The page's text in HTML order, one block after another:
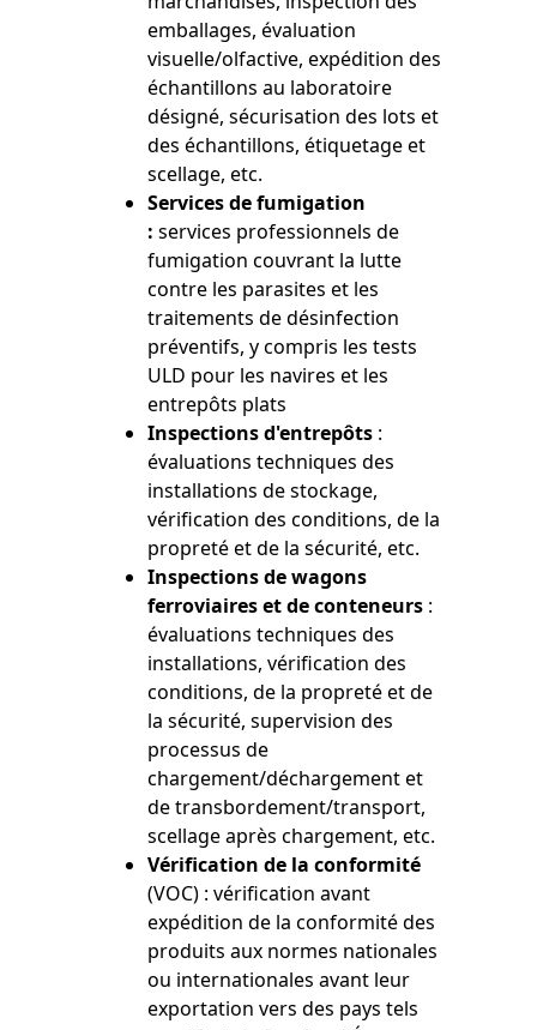
emballages, évaluation
visuelle/olfactive, expédition des
échantillons au laboratoire
désigné, sécurisation des lots et
des échantillons, étiquetage et
scellage, etc.
Services de fumigation
:services professionnels de
fumigation couvrant la lutte
contre les parasites et les
traitements de désinfection
préventifs, y compris les tests
ULD pour les navires et les
entrepôts plats
Inspections d'entrepôts :
évaluations techniques des
installations de stockage,
vérification des conditions, de la
propreté et de la sécurité, etc.
Inspections de wagons
ferroviaires et de conteneurs :
évaluations techniques des
installations, vérification des
conditions, de la propreté et de
la sécurité, supervision des
processus de
chargement/déchargement et
de transbordement/transport,
scellage après chargement, etc.
Vérification de la conformité
(VOC) : vérification avant
expédition de la conformité des
produits aux normes nationales
ou internationales avant leur
exportation vers des pays tels